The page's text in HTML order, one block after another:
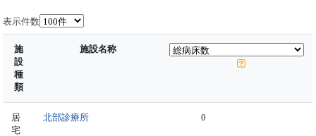
表示件数
施
設
種
類
施設名称
居
宅
北部診療所 0